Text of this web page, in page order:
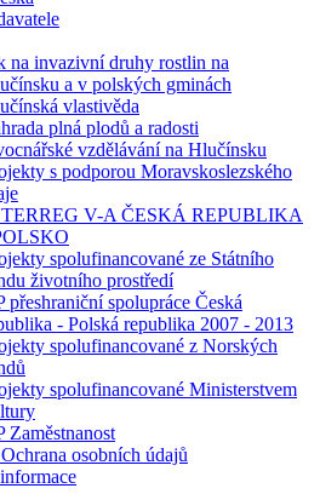
na invazivní druhy rostlin na
a v polských gminách
vlastivěda
plná plodů a radosti
vzdělávání na Hlučínsku
s podporou Moravskoslezského
V-A ČESKÁ REPUBLIKA
spolufinancované ze Státního
životního prostředí
přeshraniční spolupráce Česká
- Polská republika 2007 - 2013
spolufinancované z Norských
spolufinancované Ministerstvem
Zaměstnanost
osobních údajů